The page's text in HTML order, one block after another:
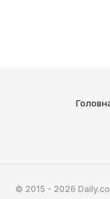
© 2015 - 2026